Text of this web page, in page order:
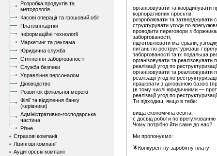
Розробка продуктів та
методологія
Касові операції та грошовий обіг
Платіжні картки
Інформаційні технології
Маркетинг та реклама
Юридична служба
Стягнення заборгованості
Служба безпеки
Управління персоналом
Діловодство
Розвиток філіальної мережі
Філії та відділення банку
(керівники)
Адміністративно-господарська
частина
Різне
Страхові компанії
Лізингові компанії
Аудиторські компанії
організовувати та
корпоративних проєктів;
розроблювати та затверджувати
структурувати угоди по
проводити переговори з
заборгованості;
підготовлювати матеріали,
питань по реструктуризації /
заборгованості та їх подальша
організовувати та
реалізації угод по
організовувати та реалізовувати
реалізації угод по
працювати з договірною базою
(в тому числі юридичними —
реалізації угод по
Ти підходиш, якщо в тебе:
вища економічна освіта;
є досвід роботи по
Чому потрібно йти саме до нас?
Ми пропонуємо:
🌟Конкурентну заробітну плату;